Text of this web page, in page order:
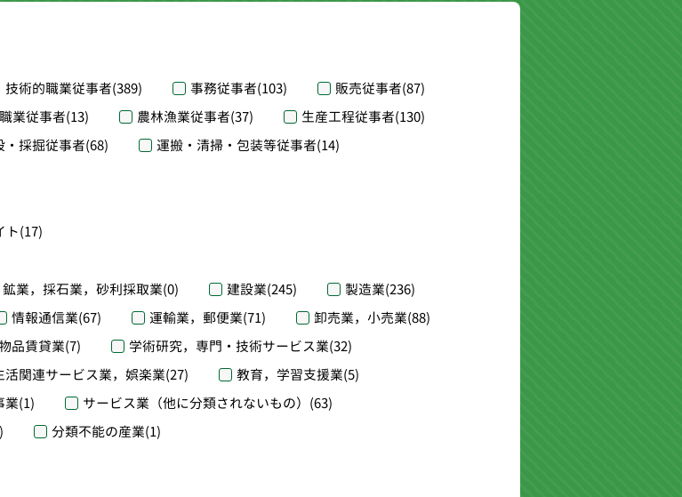
技術的職業従事者(389) 事務従事者(103) 販売従事者(87)
業従事者(13) 農林漁業従事者(37) 生産工程従事者(130)
・採掘従事者(68) 運搬・清掃・包装等従事者(14)
ト(17)
鉱業，採石業，砂利採取業(0) 建設業(245) 製造業(236)
情報通信業(67) 運輸業，郵便業(71) 卸売業，小売業(88)
品賃貸業(7) 学術研究，専門・技術サービス業(32)
活関連サービス業，娯楽業(27) 教育，学習支援業(5)
業(1) サービス業（他に分類されないもの） (63)
分類不能の産業(1)